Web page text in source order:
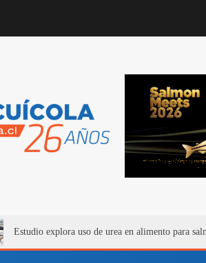
Estudio explora uso de urea en alimento para